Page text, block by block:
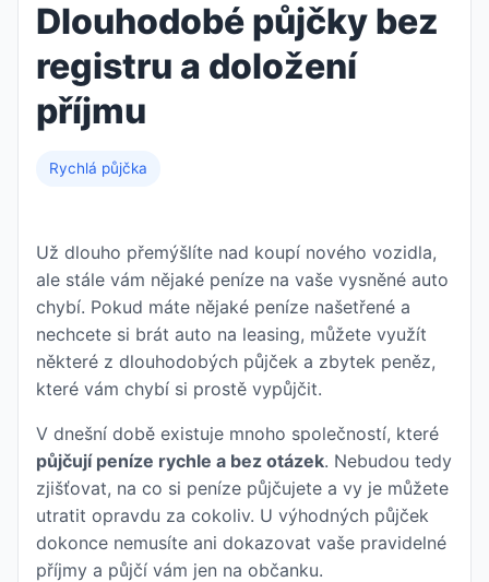
Dlouhodobé půjčky bez
registru a doložení
příjmu
Rychlá půjčka
Už dlouho přemýšlíte nad koupí nového vozidla,
ale stále vám nějaké peníze na vaše vysněné auto
chybí. Pokud máte nějaké peníze našetřené a
nechcete si brát auto na leasing, můžete využít
některé z dlouhodobých půjček a zbytek peněz,
které vám chybí si prostě vypůjčit.
V dnešní době existuje mnoho společností, které
půjčují peníze rychle a bez otázek. Nebudou tedy
zjišťovat, na co si peníze půjčujete a vy je můžete
utratit opravdu za cokoliv. U výhodných půjček
dokonce nemusíte ani dokazovat vaše pravidelné
příjmy a půjčí vám jen na občanku.